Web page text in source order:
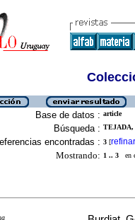
Base de datos : article
Búsqueda :
encontradas : 3 [refinar
Mostrando: 1 .. 3 en